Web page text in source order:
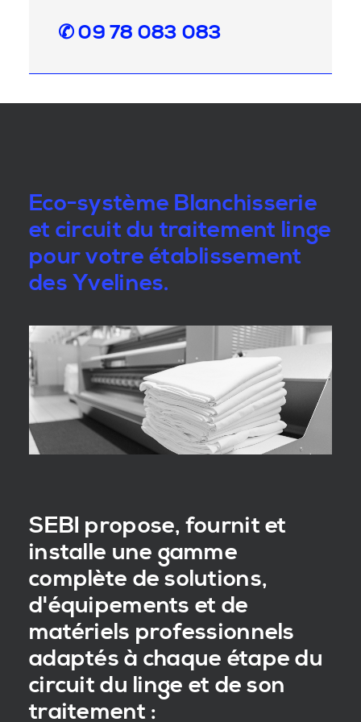
✆ 09 78 083 083
Eco-système Blanchisserie
et circuit du traitement linge
pour votre établissement
des Yvelines.
SEBI propose, fournit et
installe une gamme
complète de solutions,
d'équipements et de
matériels professionnels
adaptés à chaque étape du
circuit du linge et de son
traitement :